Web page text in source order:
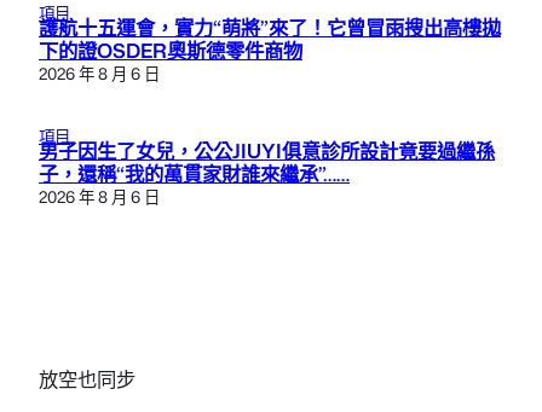
項目
護航十五運會，實力“萌將”來了！它曾冒雨搜出高樓拋
下的證OSDER奧斯德零件商物
2026 年 8 月 6 日
項目
男子因生了女兒，公公JIUYI俱意診所設計竟要過繼孫
子，還稱“我的萬貫家財誰來繼承”……
2026 年 8 月 6 日
放空也同步